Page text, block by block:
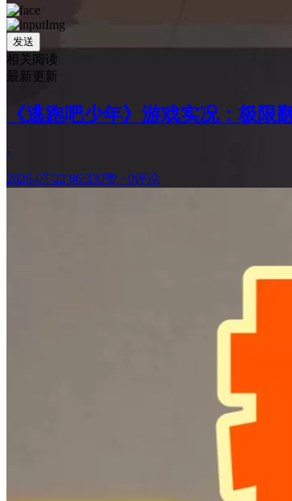
发送
相关阅读
最新更新
《逃跑吧少年》游戏实况：极限
-
2026-07-22 06:330赞 · 0评论